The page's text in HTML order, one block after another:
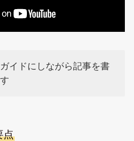
イドにしながら記事を書
点